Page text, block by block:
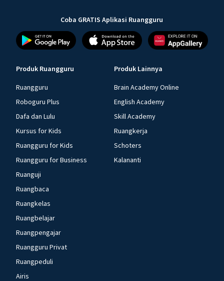
Coba GRATIS Aplikasi Ruangguru
Produk Ruangguru
Ruangguru
Roboguru Plus
Dafa dan Lulu
Kursus for Kids
Ruangguru for Kids
Ruangguru for Business
Ruanguji
Ruangbaca
Ruangkelas
Ruangbelajar
Ruangpengajar
Ruangguru Privat
Ruangpeduli
Airis
Produk Lainnya
Brain Academy Online
English Academy
Skill Academy
Ruangkerja
Schoters
Kalananti